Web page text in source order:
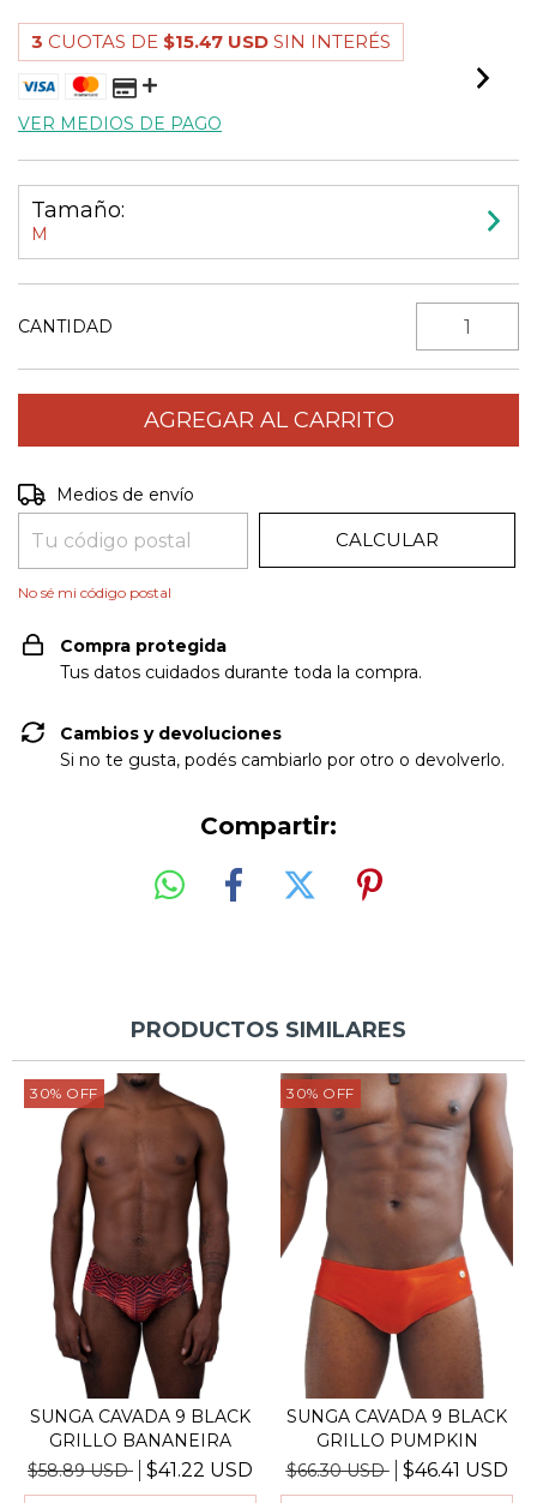
3 CUOTAS DE $15.47 USD SIN INTERÉS
VER MEDIOS DE PAGO
Tamaño:
M
CANTIDAD
Entregas para el CP:
Medios de envío
CALCULAR
No sé mi código postal
Compra protegida
Tus datos cuidados durante toda la compra.
Cambios y devoluciones
Si no te gusta, podés cambiarlo por otro o devolverlo.
Compartir:
PRODUCTOS SIMILARES
30% OFF
SUNGA CAVADA 9 BLACK
GRILLO BANANEIRA
$58.89 USD
$41.22 USD
30% OFF
SUNGA CAVADA 9 BLACK
GRILLO PUMPKIN
$66.30 USD
$46.41 USD